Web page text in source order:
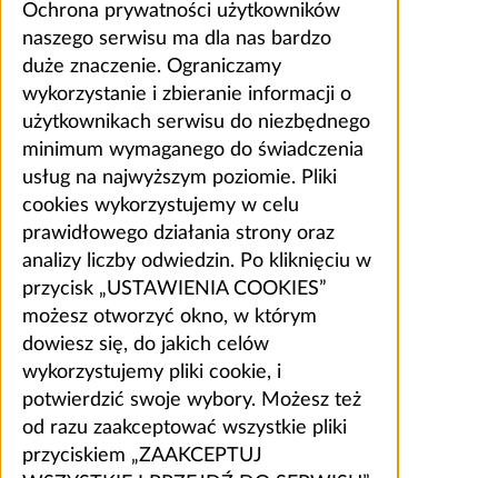
Ochrona prywatności użytkowników
naszego serwisu ma dla nas bardzo
duże znaczenie. Ograniczamy
wykorzystanie i zbieranie informacji o
użytkownikach serwisu do niezbędnego
minimum wymaganego do świadczenia
usług na najwyższym poziomie. Pliki
cookies wykorzystujemy w celu
prawidłowego działania strony oraz
analizy liczby odwiedzin. Po kliknięciu w
przycisk „USTAWIENIA COOKIES”
możesz otworzyć okno, w którym
dowiesz się, do jakich celów
wykorzystujemy pliki cookie, i
potwierdzić swoje wybory. Możesz też
od razu zaakceptować wszystkie pliki
przyciskiem „ZAAKCEPTUJ